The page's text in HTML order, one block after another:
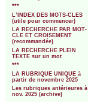
***
L’INDEX DES MOTS-CLES
(utile pour commencer)
LA RECHERCHE PAR MOT-
CLE ET CROISEMENT
(recommandée)
LA RECHERCHE PLEIN
TEXTE sur un mot
***
LA RUBRIQUE UNIQUE à
partir de novembre 2025
Les rubriques antérieures à
nov. 2025 (archive)